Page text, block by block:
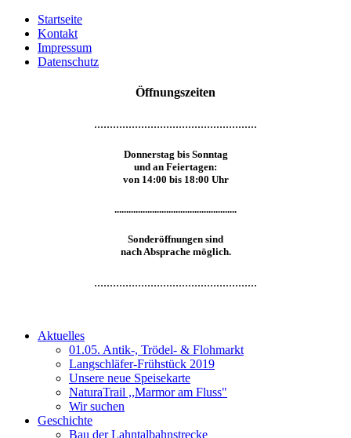
Startseite
Kontakt
Impressum
Datenschutz
Öffnungszeiten
....................................................
Donnerstag bis Sonntag
und an Feiertagen:
von 14:00 bis 18:00 Uhr
....................................................
Sonderöffnungen sind
nach Absprache möglich.
....................................................
Aktuelles
01.05. Antik-, Trödel- & Flohmarkt
Langschläfer-Frühstück 2019
Unsere neue Speisekarte
NaturaTrail ,,Marmor am Fluss"
Wir suchen
Geschichte
Bau der Lahntalbahnstrecke